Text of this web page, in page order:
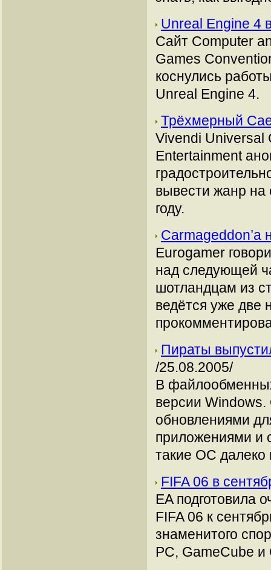
Unreal Engine 4
Сайт Computer
Games
коснулись
Unreal Engine 4.
Трёхмерный
Vivendi Universal
Entertainment
вывести жанр
году.
Carmageddon’а
Eurogamer
над следующей
шотландцам из
ведётся уже две
Пираты
/25.08.2005/
В
версии
обновлениями
приложениями и
такие ОС далеко
FIFA 06 в
EA подготовила
FIFA 06 к
знаменитого
PC, GameCube и